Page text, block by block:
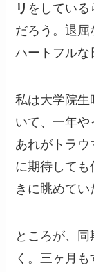
リ をしてい
だろう。退
ハートフルな
私は大学院生
いて、一年や
あれがトラ
に期待して
きに眺めてい
ところが、
く。三ヶ月